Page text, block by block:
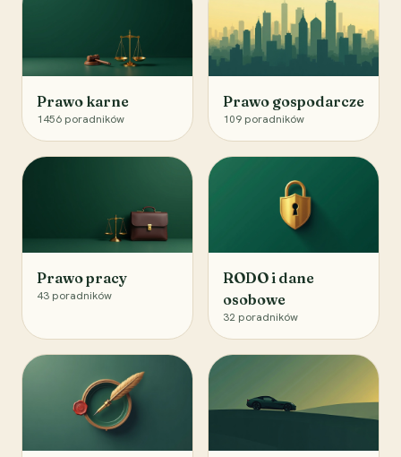
Prawo karne
1456 poradników
Prawo gospodarcze
109 poradników
Prawo pracy
43 poradników
RODO i dane
osobowe
32 poradników